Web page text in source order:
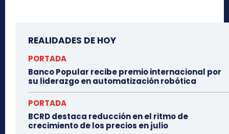
REALIDADES DE HOY
PORTADA
Banco Popular recibe premio internacional por
su liderazgo en automatización robótica
PORTADA
BCRD destaca reducción en el ritmo de
crecimiento de los precios en julio